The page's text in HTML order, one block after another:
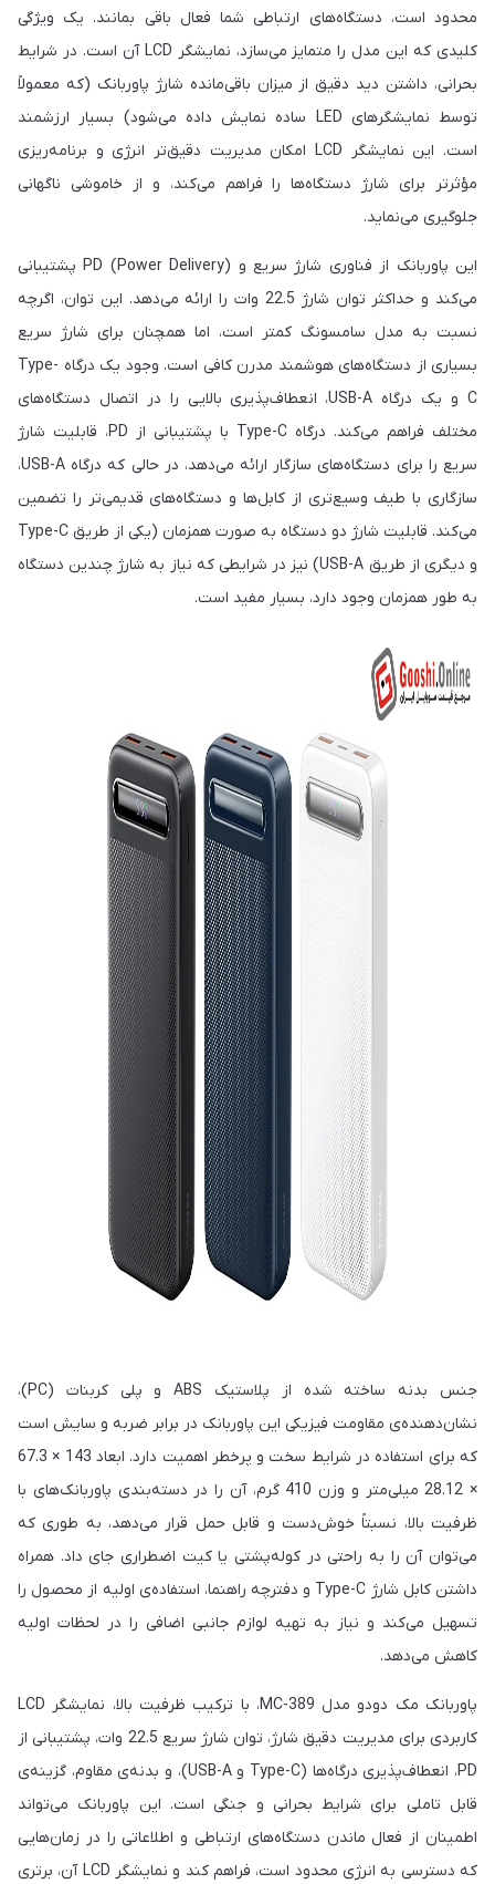
محدود است، دستگاه‌های ارتباطی شما فعال باقی بمانند. یک ویژگی
کلیدی که این مدل را متمایز می‌سازد، نمایشگر LCD آن است. در شرایط
بحرانی، داشتن دید دقیق از میزان باقی‌مانده شارژ پاوربانک (که معمولاً
توسط نمایشگرهای LED ساده نمایش داده می‌شود) بسیار ارزشمند
است. این نمایشگر LCD امکان مدیریت دقیق‌تر انرژی و برنامه‌ریزی
مؤثرتر برای شارژ دستگاه‌ها را فراهم می‌کند، و از خاموشی ناگهانی
جلوگیری می‌نماید.
این پاوربانک از فناوری شارژ سریع و PD (Power Delivery) پشتیبانی
می‌کند و حداکثر توان شارژ 22.5 وات را ارائه می‌دهد. این توان، اگرچه
نسبت به مدل سامسونگ کمتر است، اما همچنان برای شارژ سریع
بسیاری از دستگاه‌های هوشمند مدرن کافی است. وجود یک درگاه Type-
C و یک درگاه USB-A، انعطاف‌پذیری بالایی را در اتصال دستگاه‌های
مختلف فراهم می‌کند. درگاه Type-C با پشتیبانی از PD، قابلیت شارژ
سریع را برای دستگاه‌های سازگار ارائه می‌دهد، در حالی که درگاه USB-A،
سازگاری با طیف وسیع‌تری از کابل‌ها و دستگاه‌های قدیمی‌تر را تضمین
می‌کند. قابلیت شارژ دو دستگاه به صورت همزمان (یکی از طریق Type-C
و دیگری از طریق USB-A) نیز در شرایطی که نیاز به شارژ چندین دستگاه
به طور همزمان وجود دارد، بسیار مفید است.
جنس بدنه ساخته شده از پلاستیک ABS و پلی کربنات (PC)،
نشان‌دهنده‌ی مقاومت فیزیکی این پاوربانک در برابر ضربه و سایش است
که برای استفاده در شرایط سخت و پرخطر اهمیت دارد. ابعاد 143 × 67.3
× 28.12 میلی‌متر و وزن 410 گرم، آن را در دسته‌بندی پاوربانک‌های با
ظرفیت بالا، نسبتاً خوش‌دست و قابل حمل قرار می‌دهد، به طوری که
می‌توان آن را به راحتی در کوله‌پشتی یا کیت اضطراری جای داد. همراه
داشتن کابل شارژ Type-C و دفترچه راهنما، استفاده‌ی اولیه از محصول را
تسهیل می‌کند و نیاز به تهیه لوازم جانبی اضافی را در لحظات اولیه
کاهش می‌دهد.
پاوربانک مک دودو مدل MC-389، با ترکیب ظرفیت بالا، نمایشگر LCD
کاربردی برای مدیریت دقیق شارژ، توان شارژ سریع 22.5 وات، پشتیبانی از
PD، انعطاف‌پذیری درگاه‌ها (Type-C و USB-A)، و بدنه‌ی مقاوم، گزینه‌ی
قابل تاملی برای شرایط بحرانی و جنگی است. این پاوربانک می‌تواند
اطمینان از فعال ماندن دستگاه‌های ارتباطی و اطلاعاتی را در زمان‌هایی
که دسترسی به انرژی محدود است، فراهم کند و نمایشگر LCD آن، برتری